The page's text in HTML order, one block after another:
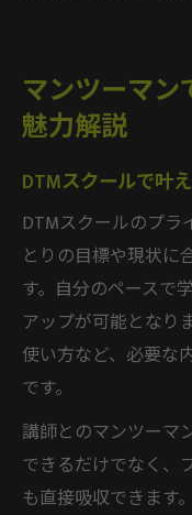
マンツーマン
魅力解説
DTMスクールで叶
DTMスクールのプラ
とりの目標や現状に
す。自分のペースで
アップが可能となり
使い方など、必要な
です。
講師とのマンツーマ
できるだけでなく、
も直接吸収できます